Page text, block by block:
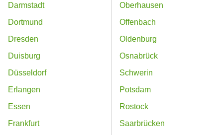
Darmstadt
Dortmund
Dresden
Duisburg
Düsseldorf
Erlangen
Essen
Frankfurt
Oberhausen
Offenbach
Oldenburg
Osnabrück
Schwerin
Potsdam
Rostock
Saarbrücken